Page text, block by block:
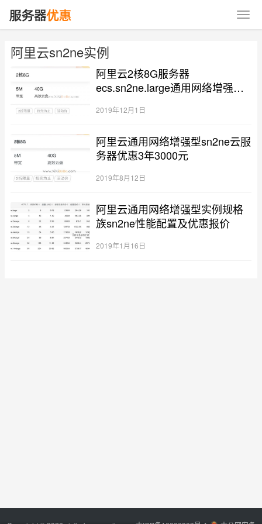
阿里云sn2ne实例
阿里云2核8G服务器
ecs.sn2ne.large通用网络增强型
2019年12月1日
阿里云通用网络增强型sn2ne云服
务器优惠3年3000元
2019年8月12日
阿里云通用网络增强型实例规格
族sn2ne性能配置及优惠报价
2019年1月16日